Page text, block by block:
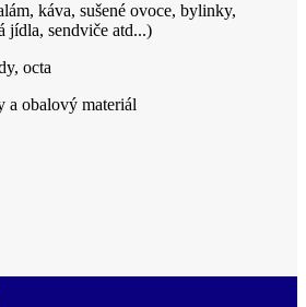
káva, sušené ovoce, bylinky,
jídla, sendviče atd...)
octa
a obalový materiál